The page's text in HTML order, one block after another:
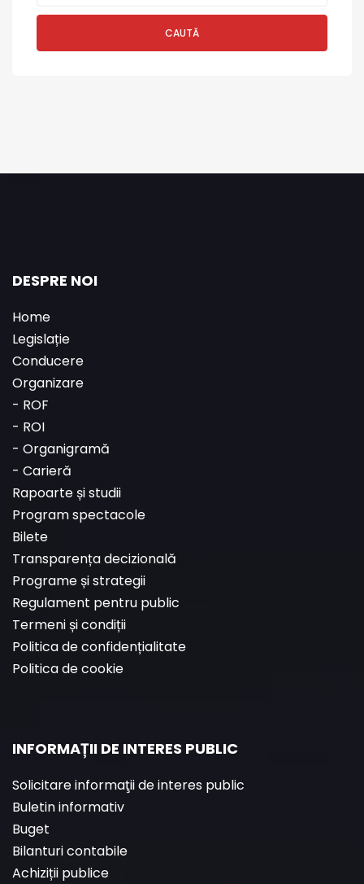
CAUTĂ
DESPRE NOI
Home
Legislație
Conducere
Organizare
- ROF
- ROI
- Organigramă
- Carieră
Rapoarte și studii
Program spectacole
Bilete
Transparența decizională
Programe și strategii
Regulament pentru public
Termeni și condiții
Politica de confidențialitate
Politica de cookie
INFORMAȚII DE INTERES PUBLIC
Solicitare informaţii de interes public
Buletin informativ
Buget
Bilanturi contabile
Achiziții publice